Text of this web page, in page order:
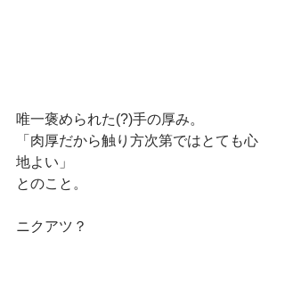
唯一褒められた(?)手の厚み。
「肉厚だから触り方次第ではとても心
地よい」
とのこと。
ニクアツ？